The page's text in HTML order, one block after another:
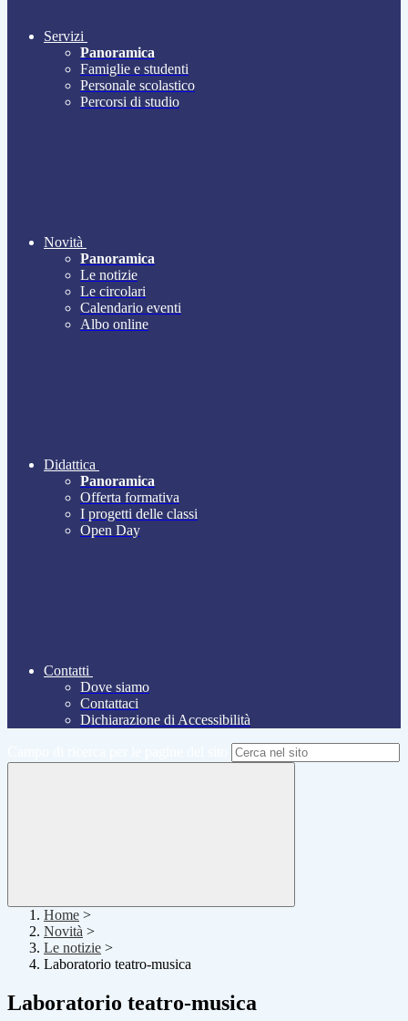
Servizi
Panoramica
Famiglie e studenti
Personale scolastico
Percorsi di studio
Novità
Panoramica
Le notizie
Le circolari
Calendario eventi
Albo online
Didattica
Panoramica
Offerta formativa
I progetti delle classi
Open Day
Contatti
Dove siamo
Contattaci
Dichiarazione di Accessibilità
Home >
Novità >
Le notizie >
Laboratorio teatro-musica
Laboratorio teatro-musica